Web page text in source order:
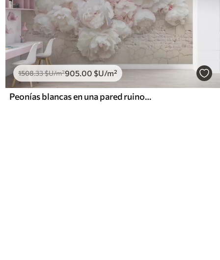
1508.33$U/m²905.00 $U/m²
Peonías blancas en una pared ruinosa